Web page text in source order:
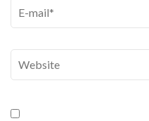
E-
mail*
Website